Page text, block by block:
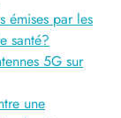
émises par les
santé?
5G sur
une